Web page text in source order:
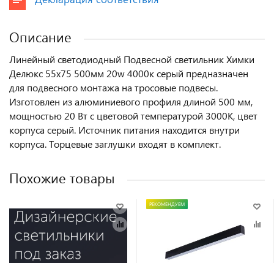
Описание
Линейный светодиодный Подвесной светильник Химки
Делюкс 55х75 500мм 20w 4000к серый предназначен
для подвесного монтажа на тросовые подвесы.
Изготовлен из алюминиевого профиля длиной 500 мм,
мощностью 20 Вт c цветовой температурой 3000K, цвет
корпуса серый. Источник питания находится внутри
корпуса. Торцевые заглушки входят в комплект.
Похожие товары
РЕКОМЕНДУЕМ